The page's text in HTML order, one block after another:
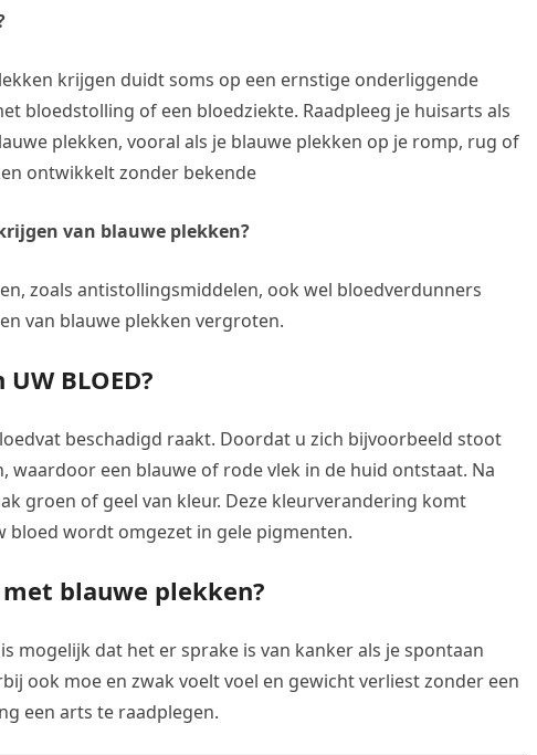
krijgen duidt soms op een ernstige onderliggende
bloedstolling of een bloedziekte. Raadpleeg je huisarts als
plekken, vooral als je blauwe plekken op je romp, rug of
ontwikkelt zonder bekende
van blauwe plekken?
zoals antistollingsmiddelen, ook wel bloedverdunners
van blauwe plekken vergroten.
BLOED?
beschadigd raakt. Doordat u zich bijvoorbeeld stoot
waardoor een blauwe of rode vlek in de huid ontstaat. Na
groen of geel van kleur. Deze kleurverandering komt
wordt omgezet in gele pigmenten.
blauwe plekken?
mogelijk dat het er sprake is van kanker als je spontaan
ook moe en zwak voelt voel en gewicht verliest zonder een
een arts te raadplegen.